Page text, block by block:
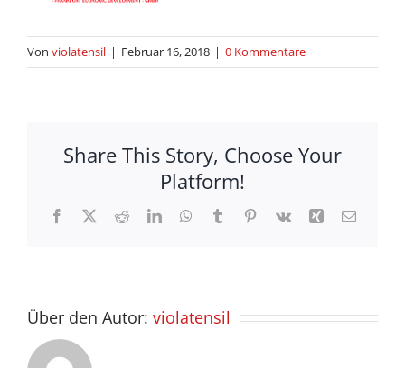
Von violatensil | Februar 16, 2018 | 0 Kommentare
Share This Story, Choose Your
Platform!
Facebook
X RedditLinkedInWhatsApp
TumblrPinterest
Vk Xing E-
Über den Autor: violatensil